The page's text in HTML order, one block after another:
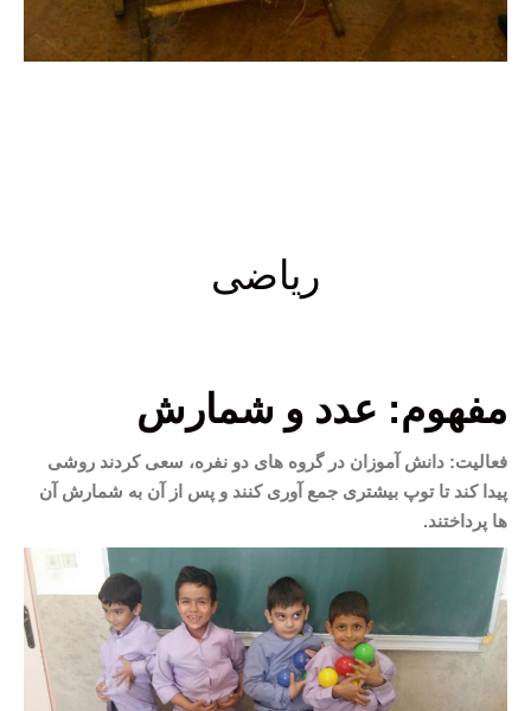
ریاضی
مفهوم: عدد و شمارش
فعالیت: دانش آموزان در گروه های دو نفره، سعی کردند روشی
پیدا کند تا توپ بیشتری جمع آوری کنند و پس از آن به شمارش آن
ها پرداختند.